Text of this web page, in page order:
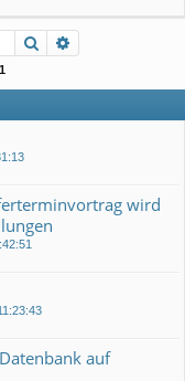
Suche
1
wird
auf